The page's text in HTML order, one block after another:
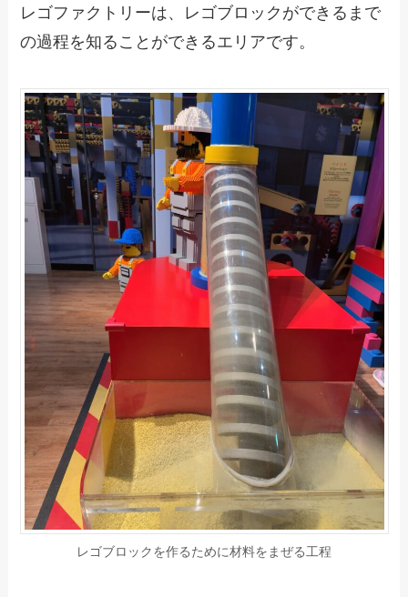
レゴファクトリーは、レゴブロックができるまで
の過程を知ることができるエリアです。
レゴブロックを作るために材料をまぜる工程